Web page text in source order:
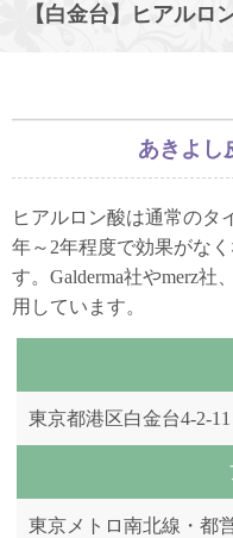
【白金台】ヒアルロ
あきよし
ヒアルロン酸は通常のタ
年～2年程度で効果がな
す。Galderma社やmerz社
用しています。
東京都港区白金台4-2-
東京メトロ南北線・都